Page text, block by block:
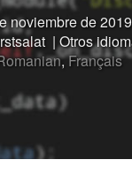
noviembre de
| Otros
,Français